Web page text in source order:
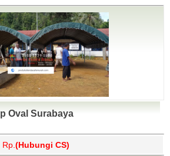
Oval Surabaya
Rp. (Hubungi CS)